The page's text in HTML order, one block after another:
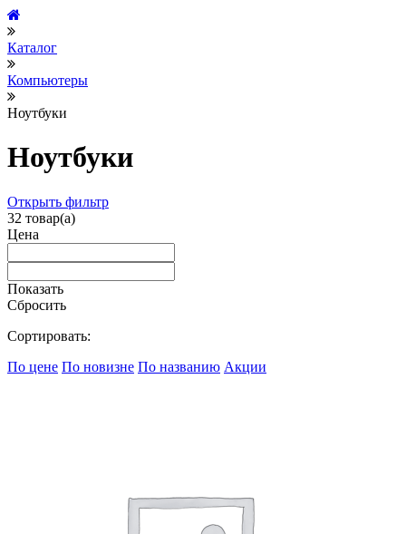
Каталог
Компьютеры
Ноутбуки
Ноутбуки
Открыть фильтр
32 товар(а)
Цена
Показать
Сбросить
Сортировать:
По цене По новизне По названию Акции